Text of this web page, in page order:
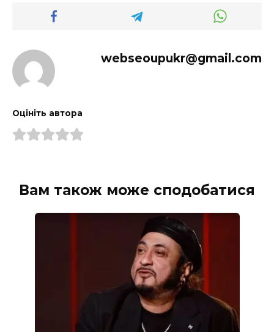
webseoupukr@gmail.com
Оцініть автора
Вам також може сподобатися